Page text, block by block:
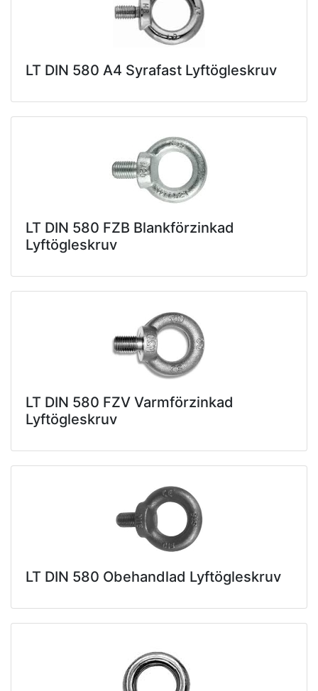
LT DIN 580 A4 Syrafast Lyftögleskruv
LT DIN 580 FZB Blankförzinkad
Lyftögleskruv
LT DIN 580 FZV Varmförzinkad
Lyftögleskruv
LT DIN 580 Obehandlad Lyftögleskruv